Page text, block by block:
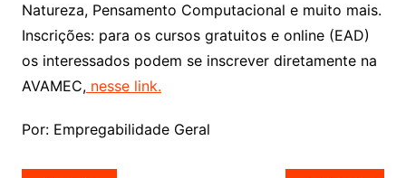
Natureza, Pensamento Computacional e muito mais.
Inscrições: para os cursos gratuitos e online (EAD)
os interessados podem se inscrever diretamente na
AVAMEC,nesse link.
Por: Empregabilidade Geral